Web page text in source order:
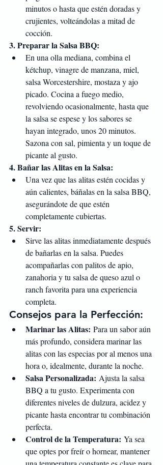
minutos o hasta que estén doradas y
crujientes, volteándolas a mitad de
cocción.
3. Preparar la Salsa BBQ:
En una olla mediana, combina el
kétchup, vinagre de manzana, miel,
salsa Worcestershire, mostaza y ajo
picado. Cocina a fuego medio,
revolviendo ocasionalmente, hasta que
la salsa se espese y los sabores se
hayan integrado, unos 20 minutos.
Sazona con sal, pimienta y un toque de
picante al gusto.
4. Bañar las Alitas en la Salsa:
Una vez que las alitas estén cocidas y
aún calientes, báñalas en la salsa BBQ,
asegurándote de que estén
completamente cubiertas.
5. Servir:
Sirve las alitas inmediatamente después
de bañarlas en la salsa. Puedes
acompañarlas con palitos de apio,
zanahoria y tu salsa de queso azul o
ranch favorita para una experiencia
completa.
Consejos para la Perfección:
Marinar las Alitas: Para un sabor aún
más profundo, considera marinar las
alitas con las especias por al menos una
hora o, idealmente, durante la noche.
Salsa Personalizada: Ajusta la salsa
BBQ a tu gusto. Experimenta con
diferentes niveles de dulzura, acidez y
picante hasta encontrar tu combinación
perfecta.
Control de la Temperatura: Ya sea
que optes por freír o hornear, mantener